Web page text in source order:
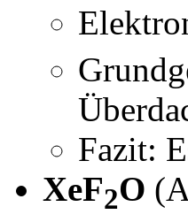
Fazit:
XeF2O